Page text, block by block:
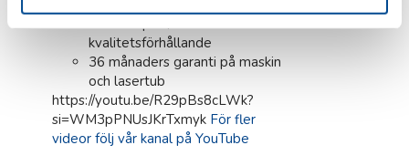
kvalitetsförhållande
36 månaders garanti på maskin
och lasertub
https://youtu.be/R29pBs8cLWk?
si=WM3pPNUsJKrTxmyk För fler
videor följ vår kanal på YouTube